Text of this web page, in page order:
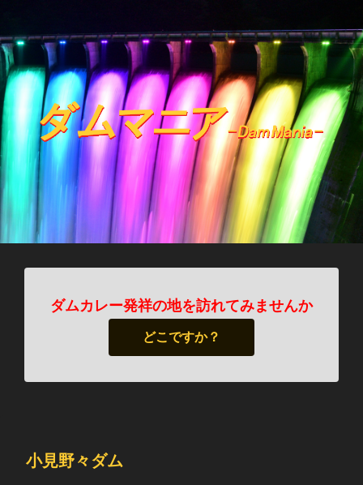
ダムカレー発祥の地を訪れてみませんか
どこですか？
小見野々ダム